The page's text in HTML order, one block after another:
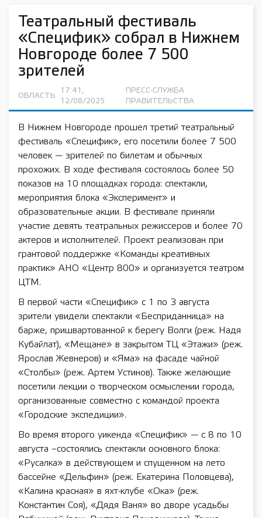
Театральный фестиваль
«Специфик» собрал в Нижнем
Новгороде более 7 500
зрителей
ОБЛАСТЬ
17:41,
12/08/2025
ПРЕСС-СЛУЖБА
ПРАВИТЕЛЬСТВА
В Нижнем Новгороде прошел третий театральный
фестиваль «Специфик», его посетили более 7 500
человек — зрителей по билетам и обычных
прохожих. В ходе фестиваля состоялось более 50
показов на 10 площадках города: спектакли,
мероприятия блока «Эксперимент» и
образовательные акции. В фестивале приняли
участие девять театральных режиссеров и более 70
актеров и исполнителей. Проект реализован при
грантовой поддержке «Команды креативных
практик» АНО «Центр 800» и организуется театром
ЦТМ.
В первой части «Специфик» с 1 по 3 августа
зрители увидели спектакли «Бесприданница» на
барже, пришвартованной к берегу Волги (реж. Надя
Кубайлат), «Мещане» в закрытом ТЦ «Этажи» (реж.
Ярослав Жевнеров) и «Яма» на фасаде чайной
«Столбы» (реж. Артем Устинов). Также желающие
посетили лекции о творческом осмыслении города,
организованные совместно с командой проекта
«Городские экспедиции».
Во время второго уикенда «Специфик» — с 8 по 10
августа –состоялись спектакли основного блока:
«Русалка» в действующем и спущенном на лето
бассейне «Дельфин» (реж. Екатерина Половцева),
«Калина красная» в яхт-клубе «Ока» (реж.
Константин Соя), «Дядя Ваня» во дворе усадьбы